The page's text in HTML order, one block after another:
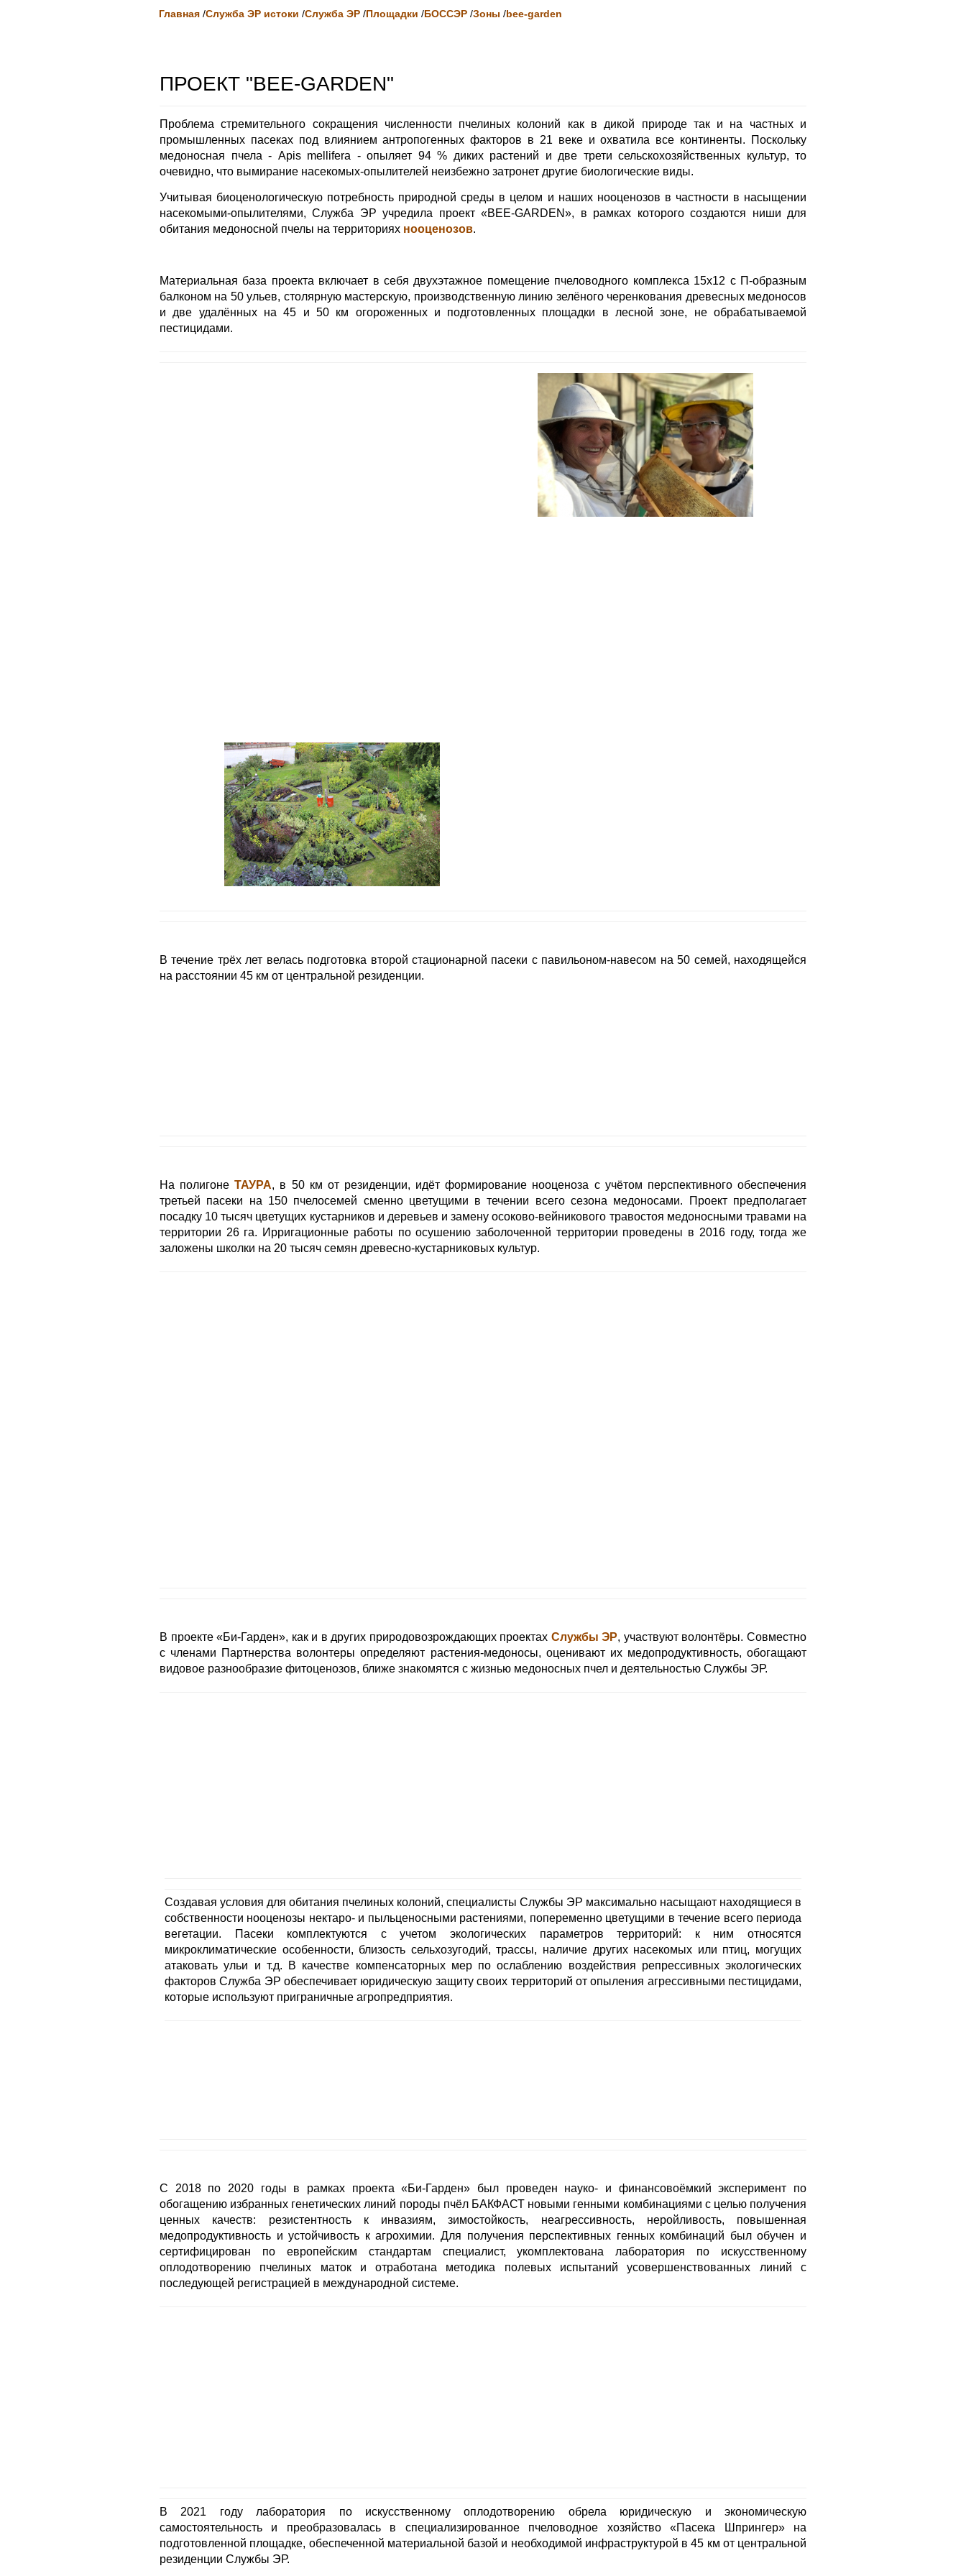
Главная /Служба ЭР истоки /Служба ЭР /Площадки /БОССЭР /Зоны /bee-garden
ПРОЕКТ "BEE-GARDEN"
Проблема стремительного сокращения численности пчелиных колоний как в дикой природе так и на частных и
промышленных пасеках под влиянием антропогенных факторов в 21 веке и охватила все континенты. Поскольку
медоносная пчела - Apis mellifera - опыляет 94 % диких растений и две трети сельскохозяйственных культур, то
очевидно, что вымирание насекомых-опылителей неизбежно затронет другие биологические виды.
Учитывая биоценологическую потребность природной среды в целом и наших нооценозов в частности в насыщении
насекомыми-опылителями, Служба ЭР учредила проект «BEE-GARDEN», в рамках которого создаются ниши для
обитания медоносной пчелы на территориях нооценозов.
Материальная база проекта включает в себя двухэтажное помещение пчеловодного комплекса 15х12 с П-образным
балконом на 50 ульев, столярную мастерскую, производственную линию зелёного черенкования древесных медоносов
и две удалённых на 45 и 50 км огороженных и подготовленных площадки в лесной зоне, не обрабатываемой
пестицидами.
В течение трёх лет велась подготовка второй стационарной пасеки с павильоном-навесом на 50 семей, находящейся
на расстоянии 45 км от центральной резиденции.
На полигонеТАУРА, в 50 км от резиденции, идёт формирование нооценоза с учётом перспективного обеспечения
третьей пасеки на 150 пчелосемей сменно цветущими в течении всего сезона медоносами. Проект предполагает
посадку 10 тысяч цветущих кустарников и деревьев и замену осоково-вейникового травостоя медоносными травами на
территории 26 га. Ирригационные работы по осушению заболоченной территории проведены в 2016 году, тогда же
заложены школки на 20 тысяч семян древесно-кустарниковых культур.
В проекте «Би-Гарден», как и в других природовозрождающих проектах Службы ЭР, участвуют волонтёры. Совместно
с членами Партнерства волонтеры определяют растения-медоносы, оценивают их медопродуктивность, обогащают
видовое разнообразие фитоценозов, ближе знакомятся с жизнью медоносных пчел и деятельностью Службы ЭР.
Создавая условия для обитания пчелиных колоний, специалисты Службы ЭР максимально насыщают находящиеся в
собственности нооценозы нектаро- и пыльценосными растениями, попеременно цветущими в течение всего периода
вегетации. Пасеки комплектуются с учетом экологических параметров территорий: к ним относятся
микроклиматические особенности, близость сельхозугодий, трассы, наличие других насекомых или птиц, могущих
атаковать ульи и т.д. В качестве компенсаторных мер по ослаблению воздействия репрессивных экологических
факторов Служба ЭР обеспечивает юридическую защиту своих территорий от опыления агрессивными пестицидами,
которые используют приграничные агропредприятия.
С 2018 по 2020 годы в рамках проекта «Би-Гарден» был проведен науко- и финансовоёмкий эксперимент по
обогащению избранных генетических линий породы пчёл БАКФАСТ новыми генными комбинациями с целью получения
ценных качеств: резистентность к инвазиям, зимостойкость, неагрессивность, неройливость, повышенная
медопродуктивность и устойчивость к агрохимии. Для получения перспективных генных комбинаций был обучен и
сертифицирован по европейским стандартам специалист, укомплектована лаборатория по искусственному
оплодотворению пчелиных маток и отработана методика полевых испытаний усовершенствованных линий с
последующей регистрацией в международной системе.
В 2021 году лаборатория по искусственному оплодотворению обрела юридическую и экономическую
самостоятельность и преобразовалась в специализированное пчеловодное хозяйство «Пасека Шпрингер» на
подготовленной площадке, обеспеченной материальной базой и необходимой инфраструктурой в 45 км от центральной
резиденции Службы ЭР.